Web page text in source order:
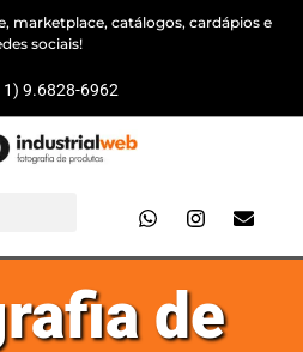
marketplace, catálogos, cardápios e
sociais!
9.6828-6962
de